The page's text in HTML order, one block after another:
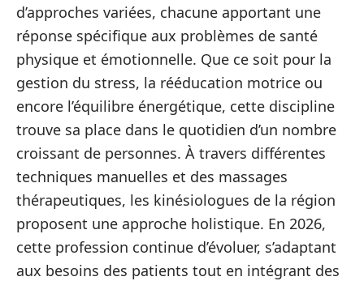
d’approches variées, chacune apportant une
réponse spécifique aux problèmes de santé
physique et émotionnelle. Que ce soit pour la
gestion du stress, la rééducation motrice ou
encore l’équilibre énergétique, cette discipline
trouve sa place dans le quotidien d’un nombre
croissant de personnes. À travers différentes
techniques manuelles et des massages
thérapeutiques, les kinésiologues de la région
proposent une approche holistique. En 2026,
cette profession continue d’évoluer, s’adaptant
aux besoins des patients tout en intégrant des